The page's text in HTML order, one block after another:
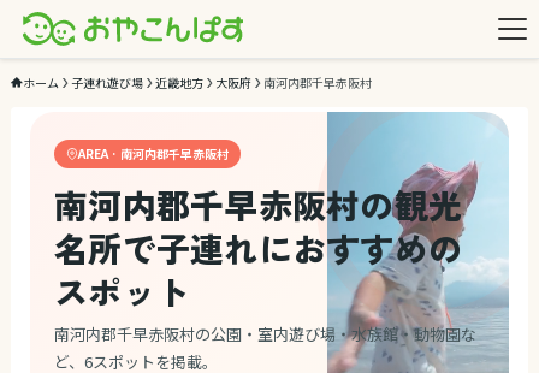
ホーム 子連れ遊び場 近畿地方 大阪府 南河内郡千早赤阪村
AREA · 南河内郡千早赤阪村
南河内郡千早赤阪村の観光
名所で子連れにおすすめの
スポット
南河内郡千早赤阪村の公園・室内遊び場・水族館・動物園な
ど、6スポットを掲載。